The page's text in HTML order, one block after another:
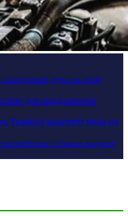
день на этой
для продолжения
Трампа гарантией мира на
страны выдают